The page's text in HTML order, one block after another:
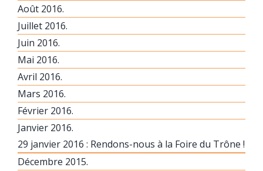
Août 2016.
Juillet 2016.
Juin 2016.
Mai 2016.
Avril 2016.
Mars 2016.
Février 2016.
Janvier 2016.
29 janvier 2016 : Rendons-nous à la Foire du Trône !
Décembre 2015.